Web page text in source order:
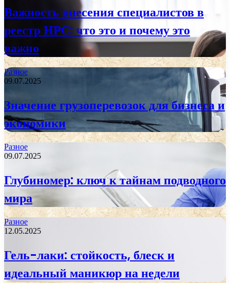
Важность внесения специалистов в
реестр НРС: что это и почему это
важно
Разное
09.07.2025
Значение грузоперевозок для бизнеса и
экономики
Разное
09.07.2025
Глубиномер: ключ к тайнам подводного
мира
Разное
12.05.2025
Гель-лаки: стойкость, блеск и
идеальный маникюр на недели